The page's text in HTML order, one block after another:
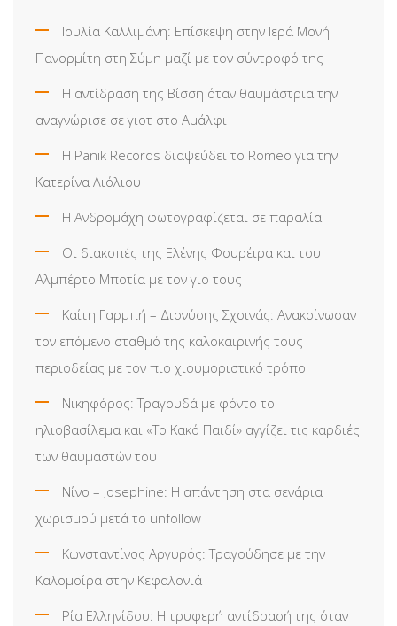
Ιουλία Καλλιμάνη: Επίσκεψη στην Ιερά Μονή
Πανορμίτη στη Σύμη μαζί με τον σύντροφό της
Η αντίδραση της Βίσση όταν θαυμάστρια την
αναγνώρισε σε γιοτ στο Αμάλφι
Η Panik Records διαψεύδει το Romeo για την
Κατερίνα Λιόλιου
Η Ανδρομάχη φωτογραφίζεται σε παραλία
Οι διακοπές της Ελένης Φουρέιρα και του
Αλμπέρτο Μποτία με τον γιο τους
Καίτη Γαρμπή – Διονύσης Σχοινάς: Ανακοίνωσαν
τον επόμενο σταθμό της καλοκαιρινής τους
περιοδείας με τον πιο χιουμοριστικό τρόπο
Νικηφόρος: Τραγουδά με φόντο το
ηλιοβασίλεμα και «Το Κακό Παιδί» αγγίζει τις καρδιές
των θαυμαστών του
Νίνο – Josephine: Η απάντηση στα σενάρια
χωρισμού μετά το unfollow
Κωνσταντίνος Αργυρός: Τραγούδησε με την
Καλομοίρα στην Κεφαλονιά
Ρία Ελληνίδου: H τρυφερή αντίδρασή της όταν